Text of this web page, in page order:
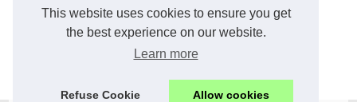
This website uses cookies to ensure you get
the best experience on our website.
Learn more
Refuse Cookie Allow cookies
Choisir la bonne litière...